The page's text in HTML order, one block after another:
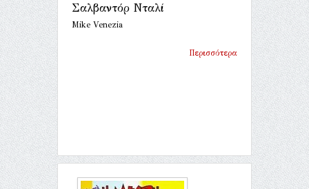
Σαλβαντόρ Νταλί
Mike Venezia
Περισσότερα